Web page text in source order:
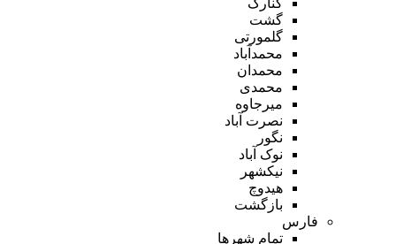
گشت
گلمورتی
محمدآباد
محمدان
محمدی
میرجاوه
نصرت آباد
نگور
نوک آباد
نیکشهر
هیدوچ
بازگشت
فارس
تمام شهر‌ها